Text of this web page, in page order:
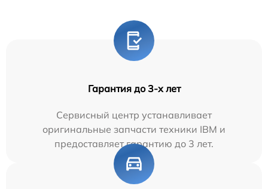
Гарантия до 3-х лет
Сервисный центр устанавливает
оригинальные запчасти техники IBM и
предоставляет гарантию до 3 лет.